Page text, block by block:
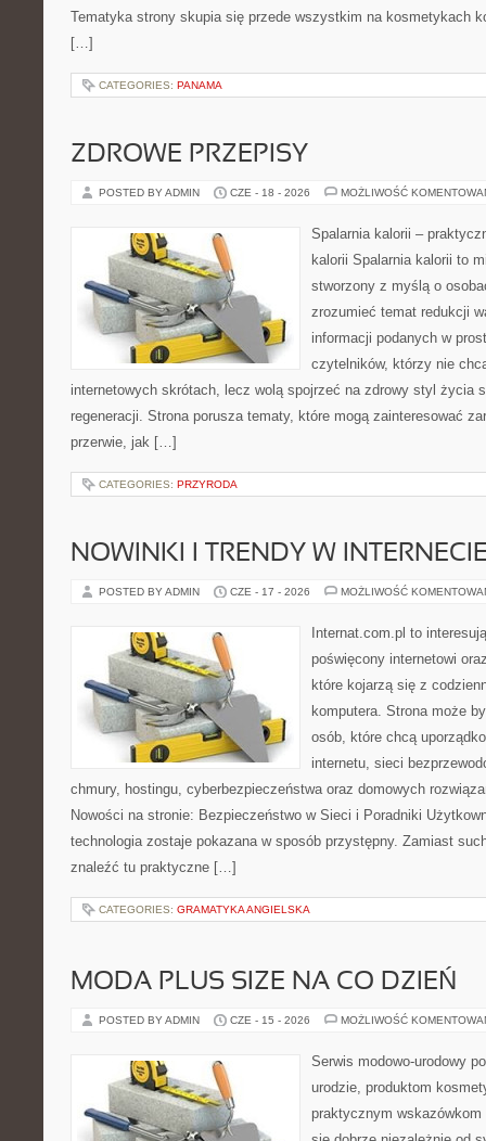
Tematyka strony skupia się przede wszystkim na kosmetykach
[…]
CATEGORIES: PANAMA
ZDROWE PRZEPISY
POSTED BY ADMIN CZE - 18 - 2026 MOŻLIWOŚĆ
Spalarnia kalorii –
kalorii Spalarnia kalorii to
stworzony z myślą o
zrozumieć temat redukcji
informacji podanych w
czytelników, którzy nie
internetowych skrótach, lecz wolą spojrzeć na zdrowy styl życia
regeneracji. Strona porusza tematy, które mogą zainteresować
przerwie, jak […]
CATEGORIES: PRZYRODA
NOWINKI I TRENDY W
POSTED BY ADMIN CZE - 17 - 2026 MOŻLIWOŚĆ
Internat.com.pl to
poświęcony internetowi
które kojarzą się z
komputera. Strona może
osób, które chcą
internetu, sieci
chmury, hostingu, cyberbezpieczeństwa oraz domowych
Nowości na stronie: Bezpieczeństwo w Sieci i Poradniki
technologia zostaje pokazana w sposób przystępny. Zamiast
znaleźć tu praktyczne […]
CATEGORIES: GRAMATYKA ANGIELSKA
MODA PLUS SIZE NA CO DZIEŃ
POSTED BY ADMIN CZE - 15 - 2026 MOŻLIWOŚĆ
Serwis modowo-urodowy
urodzie, produktom
praktycznym